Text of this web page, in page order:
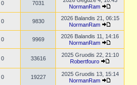
0 7031
NormanRam
0 9830
2026 Balandis 21, 06:15
NormanRam
0 9969
2026 Balandis 11, 14:16
NormanRam
0 33616
2025 Gruodis 22, 21:10
Robertfouro
0 19227
2025 Gruodis 13, 15:14
NormanRam